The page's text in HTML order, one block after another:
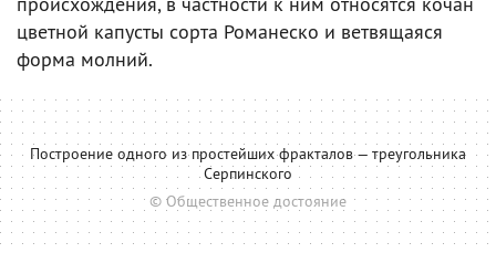
цветной капусты сорта Романеско и ветвящаяся
форма молний.
Построение одного из простейших фракталов — треугольника
Серпинского
© Общественное достояние